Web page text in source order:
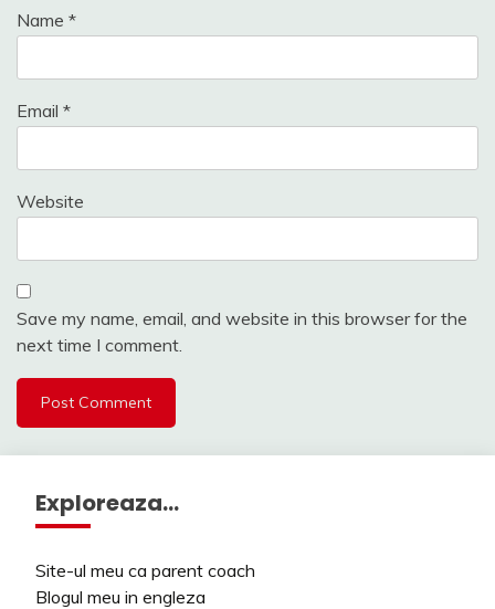
Name *
Email *
Website
Save my name, email, and website in this browser for the
next time I comment.
Exploreaza…
Site-ul meu ca parent coach
Blogul meu in engleza